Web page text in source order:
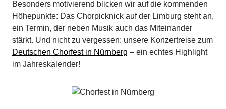
Besonders motivierend blicken wir auf die kommenden
Höhepunkte: Das Chorpicknick auf der Limburg steht an,
ein Termin, der neben Musik auch das Miteinander
stärkt. Und nicht zu vergessen: unsere Konzertreise zum
Deutschen Chorfest in Nürnberg – ein echtes Highlight
im Jahreskalender!